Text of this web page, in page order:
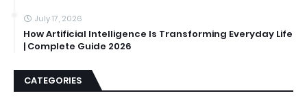
July 17, 2026
How Artificial Intelligence Is Transforming Everyday Life
| Complete Guide 2026
CATEGORIES